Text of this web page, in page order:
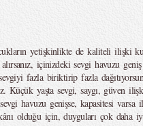
yetişkinlikte de kaliteli ilişki
içinizdeki sevgi havuzu
fazla biriktirip fazla
Küçük yaşta sevgi, saygı, güven
havuzu genişse, kapasitesi varsa
olduğu için, duyguları çok daha